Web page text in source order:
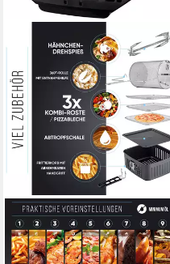
BALTER
Heißluftfritteuse, 12 Liter, Mini
Backofen, Dörrautomat, 10